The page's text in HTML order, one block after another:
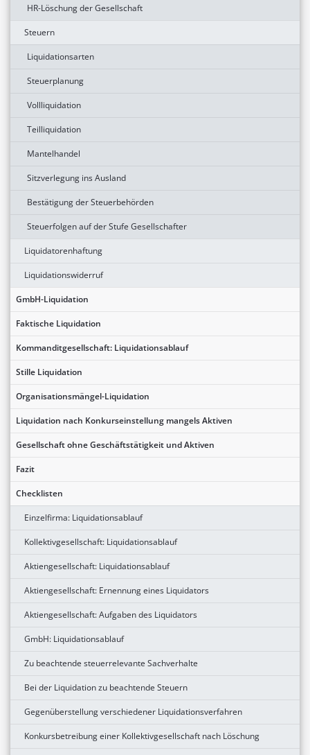
HR-Löschung der Gesellschaft
Steuern
Liquidationsarten
Steuerplanung
Vollliquidation
Teilliquidation
Mantelhandel
Sitzverlegung ins Ausland
Bestätigung der Steuerbehörden
Steuerfolgen auf der Stufe Gesellschafter
Liquidatorenhaftung
Liquidationswiderruf
GmbH-Liquidation
Faktische Liquidation
Kommanditgesellschaft: Liquidationsablauf
Stille Liquidation
Organisationsmängel-Liquidation
Liquidation nach Konkurseinstellung mangels Aktiven
Gesellschaft ohne Geschäftstätigkeit und Aktiven
Fazit
Checklisten
Einzelfirma: Liquidationsablauf
Kollektivgesellschaft: Liquidationsablauf
Aktiengesellschaft: Liquidationsablauf
Aktiengesellschaft: Ernennung eines Liquidators
Aktiengesellschaft: Aufgaben des Liquidators
GmbH: Liquidationsablauf
Zu beachtende steuerrelevante Sachverhalte
Bei der Liquidation zu beachtende Steuern
Gegenüberstellung verschiedener Liquidationsverfahren
Konkursbetreibung einer Kollektivgesellschaft nach Löschung